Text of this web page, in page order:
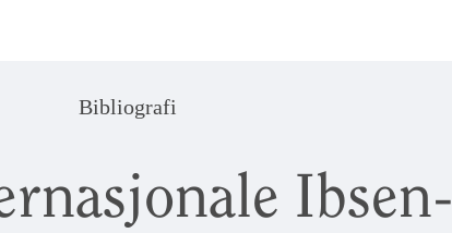
Bibliografi
Ibsen-